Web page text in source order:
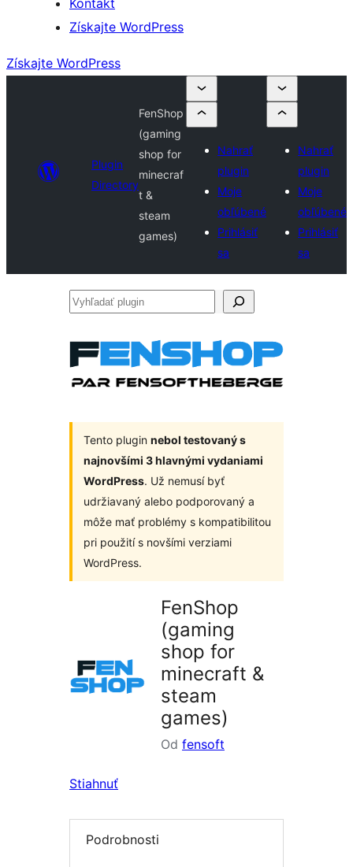
Kontakt
Získajte WordPress
Získajte WordPress
Plugin
Directory
FenShop
(gaming
shop for
minecraf
t &
steam
games)
Nahrať
plugin
Moje
obľúbené
Prihlásiť
sa
Nahrať
plugin
Moje
obľúbené
Prihlásiť
sa
Vyhľadať
Tento plugin nebol testovaný s
najnovšími 3 hlavnými vydaniami
WordPress. Už nemusí byť
udržiavaný alebo podporovaný a
môže mať problémy s kompatibilitou
pri použití s novšími verziami
WordPress.
FenShop
(gaming
shop for
minecraft &
steam
games)
Od fensoft
Stiahnuť
Podrobnosti